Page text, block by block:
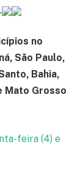
no
São Paulo,
Bahia,
Mato Grosso
feira (4) e